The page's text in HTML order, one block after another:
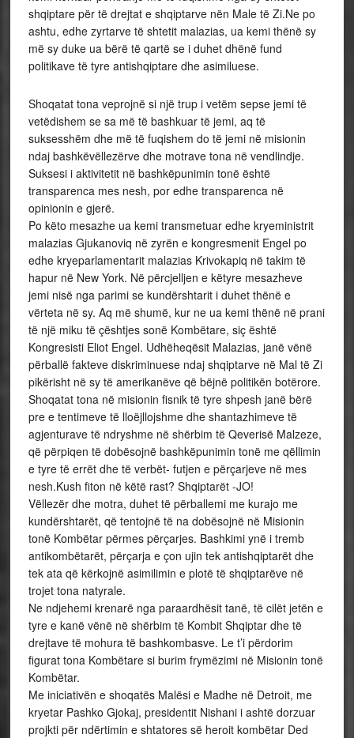
shqiptare për të drejtat e shqiptarve nën Male të Zi.Ne po
ashtu, edhe zyrtarve të shtetit malazias, ua kemi thënë sy
më sy duke ua bërë të qartë se i duhet dhënë fund
politikave të tyre antishqiptare dhe asimiluese.
Shoqatat tona veprojnë si një trup i vetëm sepse jemi të
vetëdishem se sa më të bashkuar të jemi, aq të
suksesshëm dhe më të fuqishem do të jemi në misionin
ndaj bashkëvëllezërve dhe motrave tona në vendlindje.
Suksesi i aktivitetit në bashkëpunimin tonë është
transparenca mes nesh, por edhe transparenca në
opinionin e gjerë.
Po këto mesazhe ua kemi transmetuar edhe kryeministrit
malazias Gjukanoviq në zyrën e kongresmenit Engel po
edhe kryeparlamentarit malazias Krivokapiq në takim të
hapur në New York. Në përcjelljen e këtyre mesazheve
jemi nisë nga parimi se kundërshtarit i duhet thënë e
vërteta në sy. Aq më shumë, kur ne ua kemi thënë në prani
të një miku të çështjes sonë Kombëtare, siç është
Kongresisti Eliot Engel. Udhëheqësit Malazias, janë vënë
përballë fakteve diskriminuese ndaj shqiptarve në Mal të Zi
pikërisht në sy të amerikanëve që bëjnë politikën botërore.
Shoqatat tona në misionin fisnik të tyre shpesh janë bërë
pre e tentimeve të lloëjllojshme dhe shantazhimeve të
agjenturave të ndryshme në shërbim të Qeverisë Malzeze,
që përpiqen të dobësojnë bashkëpunimin tonë me qëllimin
e tyre të errët dhe të verbët- futjen e përçarjeve në mes
nesh.Kush fiton në këtë rast? Shqiptarët -JO!
Vëllezër dhe motra, duhet të përballemi me kurajo me
kundërshtarët, që tentojnë të na dobësojnë në Misionin
tonë Kombëtar përmes përçarjes. Bashkimi ynë i tremb
antikombëtarët, përçarja e çon ujin tek antishqiptarët dhe
tek ata që kërkojnë asimilimin e plotë të shqiptarëve në
trojet tona natyrale.
Ne ndjehemi krenarë nga paraardhësit tanë, të cilët jetën e
tyre e kanë vënë në shërbim të Kombit Shqiptar dhe të
drejtave të mohura të bashkombasve. Le t’i përdorim
figurat tona Kombëtare si burim frymëzimi në Misionin tonë
Kombëtar.
Me iniciativën e shoqatës Malësi e Madhe në Detroit, me
kryetar Pashko Gjokaj, presidentit Nishani i ashtë dorzuar
projkti për ndërtimin e shtatores së heroit kombëtar Ded